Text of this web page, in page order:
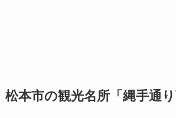
松本市の観光名所「縄手通り